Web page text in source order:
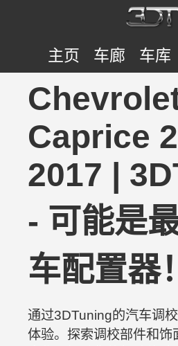
主页 车廊 车库
Caprice
2017 |
- 可能是
车配置器！
通过3DTuning的汽车调
体验。探索调校部件和饰